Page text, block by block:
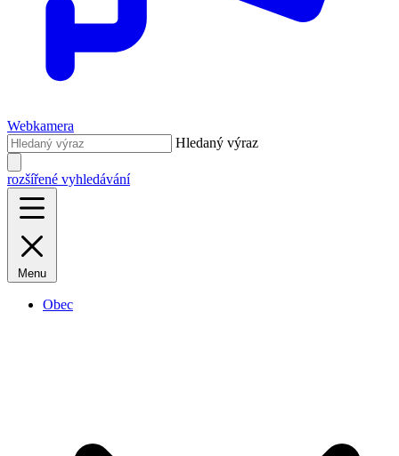
Webkamera
Hledaný výraz
rozšířené vyhledávání
Menu
Obec